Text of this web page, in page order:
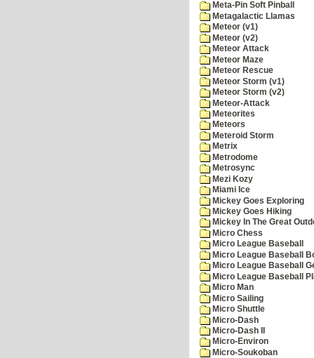
Meta-Pin Soft Pinball
Metagalactic Llamas
Meteor (v1)
Meteor (v2)
Meteor Attack
Meteor Maze
Meteor Rescue
Meteor Storm (v1)
Meteor Storm (v2)
Meteor-Attack
Meteorites
Meteors
Meteroid Storm
Metrix
Metrodome
Metrosync
Mezi Kozy
Miami Ice
Mickey Goes Exploring
Mickey Goes Hiking
Mickey In The Great
Micro Chess
Micro League Baseball
Micro League Baseball
Micro League Baseball
Micro League Baseball
Micro Man
Micro Sailing
Micro Shuttle
Micro-Dash
Micro-Dash II
Micro-Environ
Micro-Soukoban